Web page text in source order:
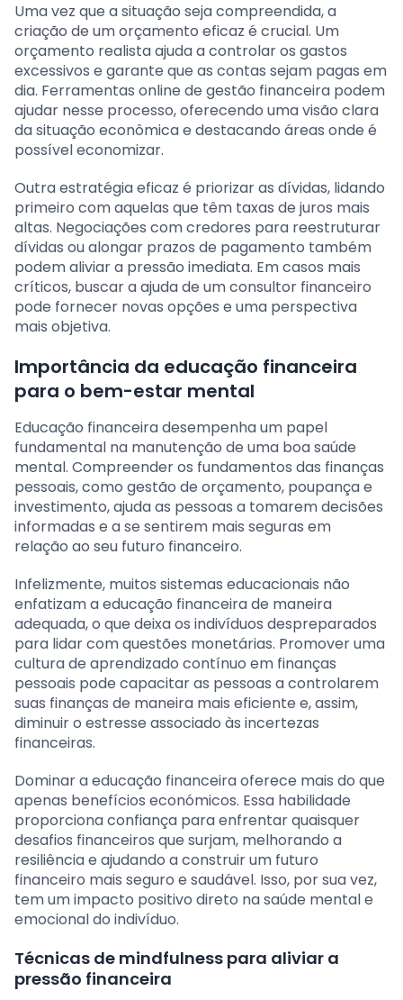
Uma vez que a situação seja compreendida, a
criação de um orçamento eficaz é crucial. Um
orçamento realista ajuda a controlar os gastos
excessivos e garante que as contas sejam pagas em
dia. Ferramentas online de gestão financeira podem
ajudar nesse processo, oferecendo uma visão clara
da situação econômica e destacando áreas onde é
possível economizar.
Outra estratégia eficaz é priorizar as dívidas, lidando
primeiro com aquelas que têm taxas de juros mais
altas. Negociações com credores para reestruturar
dívidas ou alongar prazos de pagamento também
podem aliviar a pressão imediata. Em casos mais
críticos, buscar a ajuda de um consultor financeiro
pode fornecer novas opções e uma perspectiva
mais objetiva.
Importância da educação financeira
para o bem-estar mental
Educação financeira desempenha um papel
fundamental na manutenção de uma boa saúde
mental. Compreender os fundamentos das finanças
pessoais, como gestão de orçamento, poupança e
investimento, ajuda as pessoas a tomarem decisões
informadas e a se sentirem mais seguras em
relação ao seu futuro financeiro.
Infelizmente, muitos sistemas educacionais não
enfatizam a educação financeira de maneira
adequada, o que deixa os indivíduos despreparados
para lidar com questões monetárias. Promover uma
cultura de aprendizado contínuo em finanças
pessoais pode capacitar as pessoas a controlarem
suas finanças de maneira mais eficiente e, assim,
diminuir o estresse associado às incertezas
financeiras.
Dominar a educação financeira oferece mais do que
apenas benefícios económicos. Essa habilidade
proporciona confiança para enfrentar quaisquer
desafios financeiros que surjam, melhorando a
resiliência e ajudando a construir um futuro
financeiro mais seguro e saudável. Isso, por sua vez,
tem um impacto positivo direto na saúde mental e
emocional do indivíduo.
Técnicas de mindfulness para aliviar a
pressão financeira